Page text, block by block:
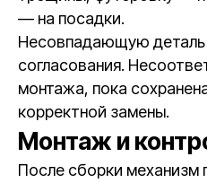
— на посадки.
Несовпадающую
согласования.
монтажа, пока
корректной замены.
Монтаж и
После сборки механизм